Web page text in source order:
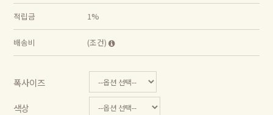
적립금 1%
배송비 (조건)
폭사이즈
색상